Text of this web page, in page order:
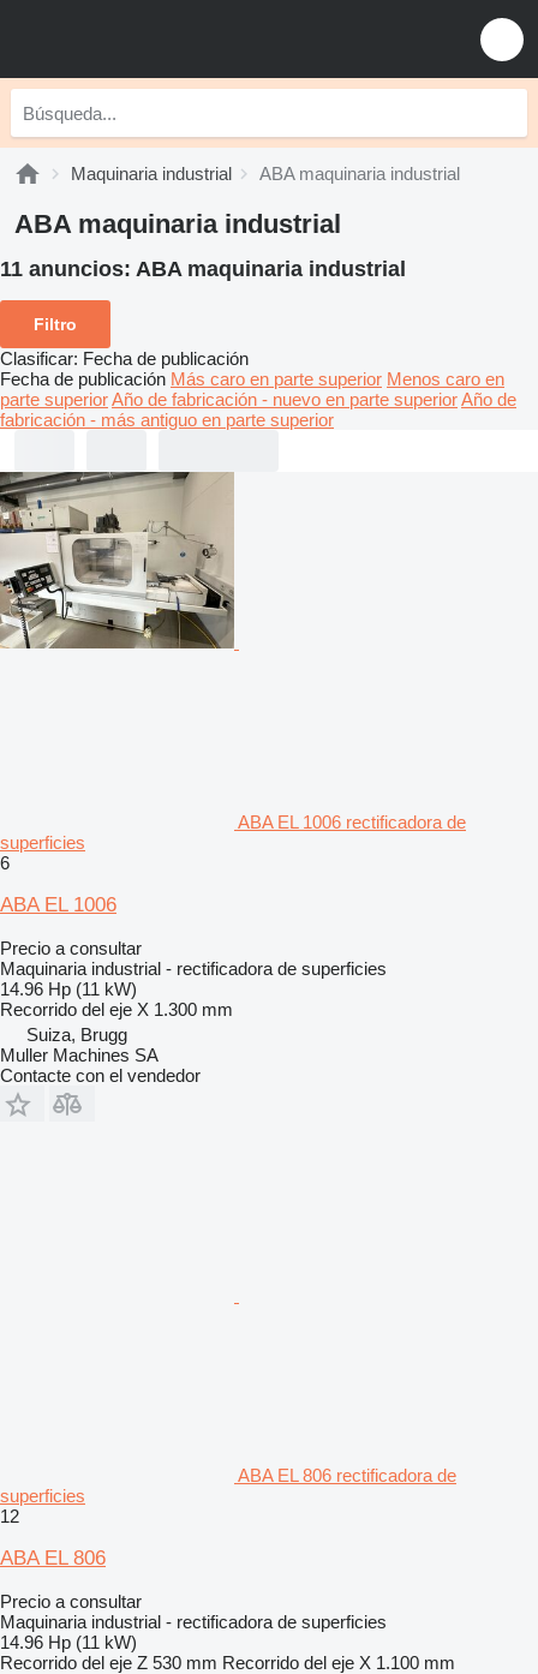
Maquinaria industrial ABA maquinaria industrial
ABA maquinaria industrial
11 anuncios: ABA maquinaria industrial
Filtro
Clasificar: Fecha de publicación
Fecha de publicación Más caro en parte superior Menos caro en
parte superiorAño de fabricación - nuevo en parte superiorAño de
fabricación - más antiguo en parte superior
ABA EL 1006 rectificadora de
superficies
6
ABA EL 1006
Precio a consultar
Maquinaria industrial - rectificadora de superficies
14.96 Hp (11 kW)
Recorrido del eje X 1.300 mm
Suiza, Brugg
Muller Machines SA
Contacte con el vendedor
ABA EL 806 rectificadora de
superficies
12
ABA EL 806
Precio a consultar
Maquinaria industrial - rectificadora de superficies
14.96 Hp (11 kW)
Recorrido del eje Z 530 mm Recorrido del eje X 1.100 mm